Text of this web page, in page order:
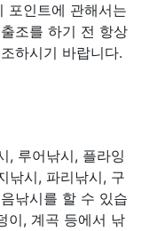
포인트에 관해서는
조를 하기 전 항상
하시기 바랍니다.
, 루어낚시, 플라잉
낚시, 파리낚시, 구
낚시를 할 수 있습
이, 계곡 등에서 낚